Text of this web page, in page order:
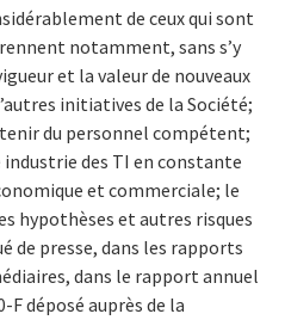
de ceux qui sont
notamment, sans s’y
et la valeur de nouveaux
initiatives de la Société;
du personnel compétent;
industrie des TI en constante
et commerciale; le
hypothèses et autres risques
de presse, dans les rapports
dans le rapport annuel
F déposé auprès de la